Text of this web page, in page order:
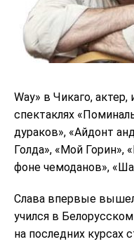
Way» в Чикаго,
спектаклях
дураков», «Айдонт
Голда», «Мой Горин»,
фоне чемоданов»,
Слава впервые
учился в
на последних курсах